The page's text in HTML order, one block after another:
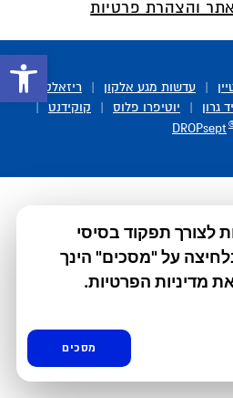
פתח
והצהרת פרטיות
לצורך תפקוד בסיסי
על "מסכים" הינך
מדיניות הפרטיות.
מסכים
עדשות מגע אלקון ריזאלטס
|
גרון יוטיפרו פלוס קוקידנט
DROPsept